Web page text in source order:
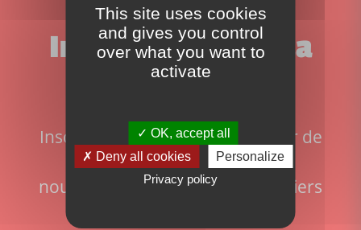
Inscrivez-vous à la
Inscrivez-vous pour ne rien rater de
l'actualité du site:
nouveaux sets disponibles, derniers
This site uses cookies
and gives you control
over what you want to
activate
OK, accept all
Deny all cookies
Personalize
Privacy policy